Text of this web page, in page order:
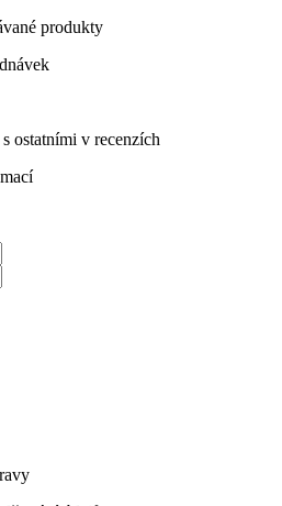
produkty
ostatními v recenzích